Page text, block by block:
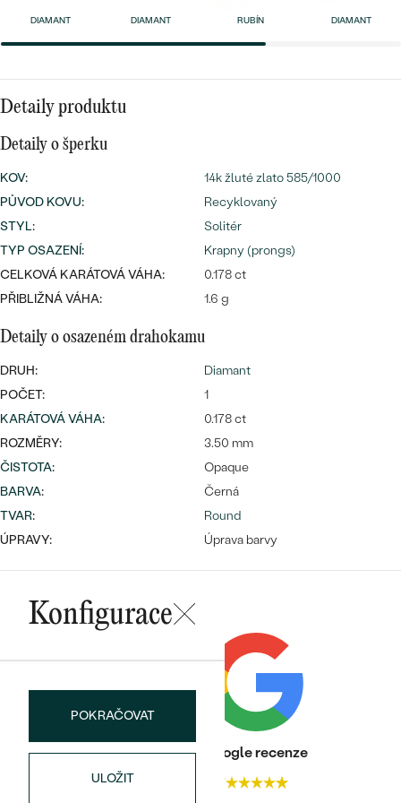
Wave kolekce
PROHLÉDNOUT
PODLE TVARU KAMENE
NA MÍRU
DIAMANTY
Bestsellery
PROHLÉDNOUT
Personalizované
přívěsky
OBJEVIT
Nejprodávanější
prsteny
DIAMANT DIAMANT RUBÍN DIAMANT
Detaily produktu
Detaily o šperku
KOV:
14k žluté zlato 585/1000
PŮVOD KOVU:
Recyklovaný
STYL:
Solitér
TYP OSAZENÍ:
Krapny (prongs)
CELKOVÁ KARÁTOVÁ VÁHA:
0.178 ct
PŘIBLIŽNÁ VÁHA:
1.6 g
Detaily o osazeném drahokamu
DRUH:
Diamant
POČET:
1
KARÁTOVÁ VÁHA:
0.178 ct
ROZMĚRY:
3.50 mm
ČISTOTA:
Opaque
BARVA:
Černá
TVAR:
Round
ÚPRAVY:
Úprava barvy
Konfigurace
POKRAČOVAT
ULOŽIT
Heureka recenze
4.9
Google recenze
4.7